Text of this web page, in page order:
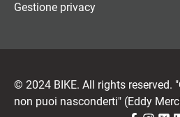
Gestione privacy
© 2024 BIKE. All rights reserved.
non puoi nasconderti" (Eddy